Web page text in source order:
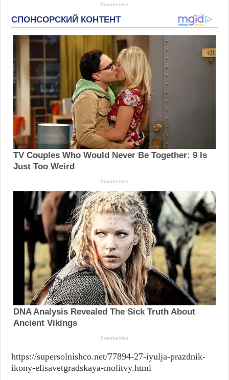
https://supersolnishco.net/77894-27-iyulja-prazdnik-
ikony-elisavetgradskaya-molitvy.html